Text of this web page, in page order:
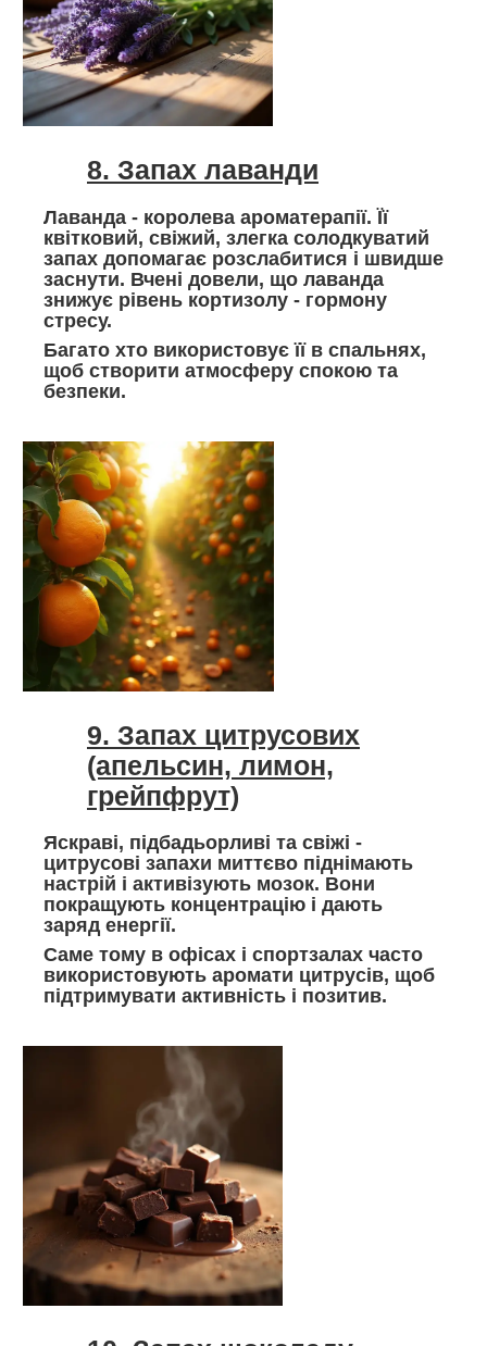
8. Запах лаванди
Лаванда - королева ароматерапії. Її
квітковий, свіжий, злегка солодкуватий
запах допомагає розслабитися і швидше
заснути. Вчені довели, що лаванда
знижує рівень кортизолу - гормону
стресу.
Багато хто використовує її в спальнях,
щоб створити атмосферу спокою та
безпеки.
9. Запах цитрусових
(апельсин, лимон,
грейпфрут)
Яскраві, підбадьорливі та свіжі -
цитрусові запахи миттєво піднімають
настрій і активізують мозок. Вони
покращують концентрацію і дають
заряд енергії.
Саме тому в офісах і спортзалах часто
використовують аромати цитрусів, щоб
підтримувати активність і позитив.